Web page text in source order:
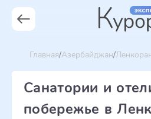
Главная Азербайджан
Санатории и
побережье в